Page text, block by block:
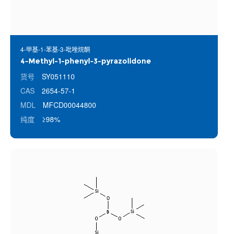
4-甲基-1-苯基-3-吡唑烷酮
4-Methyl-1-phenyl-3-pyrazolidone
货号
SY051110
CAS
2654-57-1
MDL
MFCD00044800
纯度
≥98%